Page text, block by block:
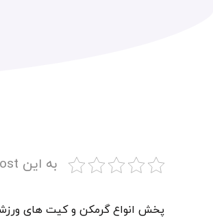
به این post امتیار دهید
پخش انواع گرمکن و کیت های ورزشی